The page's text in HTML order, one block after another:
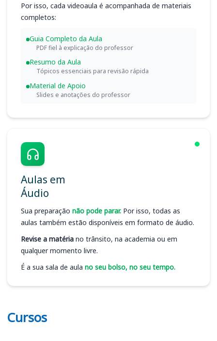
Por isso, cada videoaula é acompanhada de materiais
completos:
Guia Completo da Aula
PDF fiel à explicação do professor
Resumo da Aula
Tópicos essenciais para revisão rápida
Material de Apoio
Slides e anotações do professor
Aulas em
Áudio
Sua preparação não pode parar. Por isso, todas as
aulas também estão disponíveis em formato de áudio.
Revise a matéria no trânsito, na academia ou em
qualquer momento livre.
É a sua sala de aula no seu bolso, no seu tempo.
Cursos